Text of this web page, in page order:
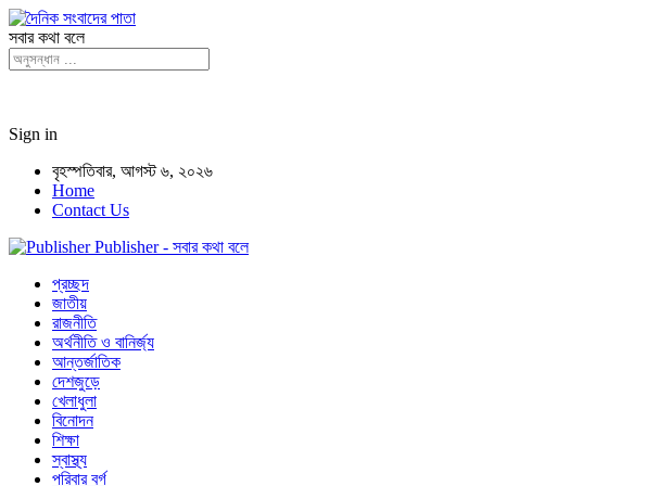
সবার কথা বলে
Sign in
বৃহস্পতিবার, আগস্ট ৬, ২০২৬
Home
Contact Us
Publisher - সবার কথা বলে
প্রচ্ছদ
জাতীয়
রাজনীতি
অর্থনীতি ও বানির্জ্য
আন্তর্জাতিক
দেশজুড়ে
খেলাধুলা
বিনোদন
শিক্ষা
স্বাস্থ্য
পরিবার বর্গ